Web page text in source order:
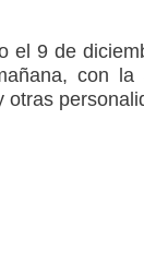
el 9 de
con la
otras